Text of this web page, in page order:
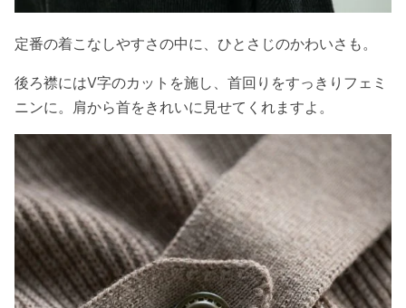
定番の着こなしやすさの中に、ひとさじのかわいさも。
後ろ襟にはV字のカットを施し、首回りをすっきりフェミ
ニンに。肩から首をきれいに見せてくれますよ。